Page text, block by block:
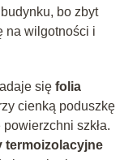
bo zbyt
na wilgotności i
się folia
cienką poduszkę
szkła.
termoizolacyjne